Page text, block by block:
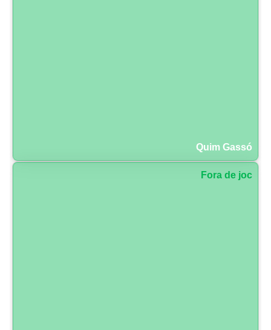
Quim Gassó
Fora de joc